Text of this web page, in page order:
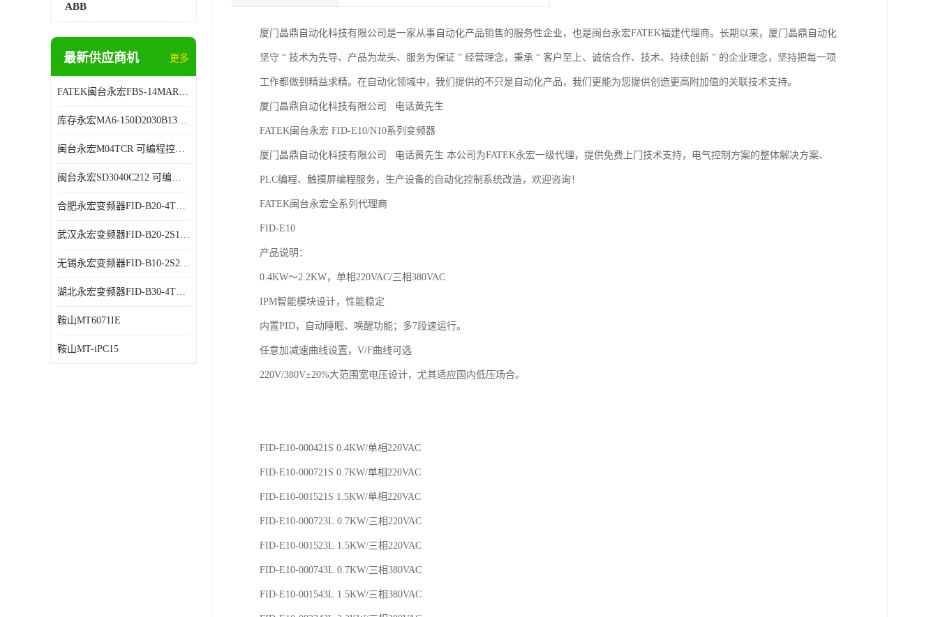
ABB
最新供应商机 更多
FATEK闽台永宏FBS-14MAR2-AC 可编程控制器 售后有保障
库存永宏MA6-150D2030B13B26 可编程控制器 技术服务
闽台永宏M04TCR 可编程控制器 代理商销售
闽台永宏SD3040C212 可编程控制器 厂家销售
合肥永宏变频器FID-B20-4T1.5G 代理商销售
武汉永宏变频器FID-B20-2S1.5G 厂家销售
无锡永宏变频器FID-B10-2S2.2G 代理商销售
湖北永宏变频器FID-B30-4T0.7G 厂家销售
鞍山MT6071IE
鞍山MT-iPC15
厦门晶鼎自动化科技有限公司是一家从事自动化产品销售的服务性企业，也是闽台永宏FATEK福建代理商。长期以来，厦门晶鼎自动化
坚守 “ 技术为先导、产品为龙头、服务为保证 ” 经营理念，秉承 “ 客户至上、诚信合作、技术、持续创新 ” 的企业理念，坚持把每一项
工作都做到精益求精。在自动化领域中，我们提供的不只是自动化产品，我们更能为您提供创造更高附加值的关联技术支持。
厦门晶鼎自动化科技有限公司 电话黄先生
FATEK闽台永宏 FID-E10/N10系列变频器
厦门晶鼎自动化科技有限公司 电话黄先生 本公司为FATEK永宏一级代理，提供免费上门技术支持，电气控制方案的整体解决方案、
PLC编程、触摸屏编程服务，生产设备的自动化控制系统改造，欢迎咨询！
FATEK闽台永宏全系列代理商
FID-E10
产品说明：
0.4KW～2.2KW，单相220VAC/三相380VAC
IPM智能模块设计，性能稳定
内置PID，自动睡眠、唤醒功能；多7段速运行。
任意加减速曲线设置，V/F曲线可选
220V/380V±20%大范围宽电压设计，尤其适应国内低压场合。
FID-E10-000421S 0.4KW/单相220VAC
FID-E10-000721S 0.7KW/单相220VAC
FID-E10-001521S 1.5KW/单相220VAC
FID-E10-000723L 0.7KW/三相220VAC
FID-E10-001523L 1.5KW/三相220VAC
FID-E10-000743L 0.7KW/三相380VAC
FID-E10-001543L 1.5KW/三相380VAC